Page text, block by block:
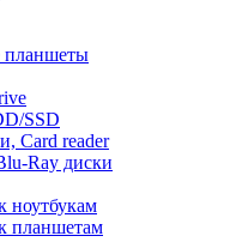
планшеты
SSD
Card reader
Ray диски
ноутбукам
планшетам